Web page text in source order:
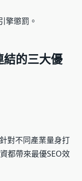
擎懲罰。
的三大優
對不同產業量身打
都帶來最優SEO效